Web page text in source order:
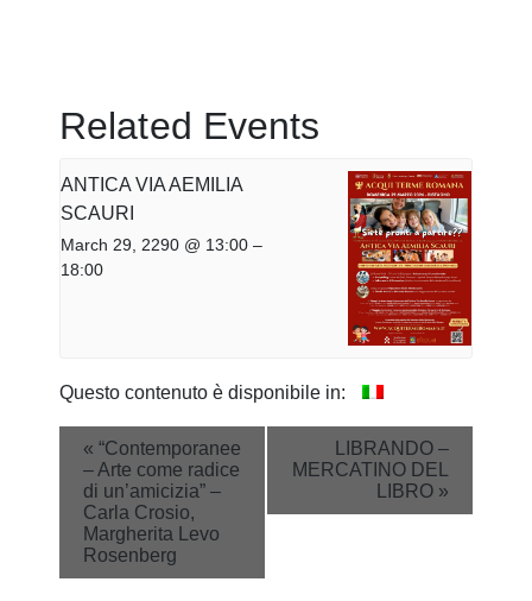
Related Events
ANTICA VIA AEMILIA
SCAURI
March 29, 2290 @ 13:00 –
18:00
Questo contenuto è disponibile in:
Event
Navigation
« “Contemporanee
– Arte come radice
di un’amicizia” –
Carla Crosio,
Margherita Levo
Rosenberg
LIBRANDO –
MERCATINO DEL
LIBRO »